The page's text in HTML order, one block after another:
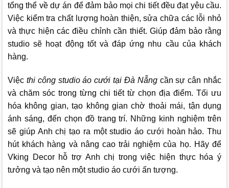
tổng thể về dự án để đảm bảo mọi chi tiết đều đạt yêu cầu.
Việc kiểm tra chất lượng hoàn thiện, sửa chữa các lỗi nhỏ
và thực hiện các điều chỉnh cần thiết. Giúp đảm bảo rằng
studio sẽ hoạt động tốt và đáp ứng nhu cầu của khách
hàng.
Việc thi công studio áo cưới tại Đà Nẵngcần sự cân nhắc
và chăm sóc trong từng chi tiết từ chọn địa điểm. Tối ưu
hóa không gian, tạo không gian chờ thoải mái, tận dụng
ánh sáng, đến chọn đồ trang trí. Những kinh nghiệm trên
sẽ giúp Anh chị tạo ra một studio áo cưới hoàn hảo. Thu
hút khách hàng và nâng cao trải nghiệm của họ. Hãy để
Vking Decorhỗ trợ Anh chị trong việc hiện thực hóa ý
tưởng và tạo nên một studio áo cưới ấn tượng.